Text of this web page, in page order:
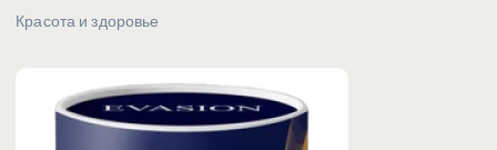
Красота и здоровье